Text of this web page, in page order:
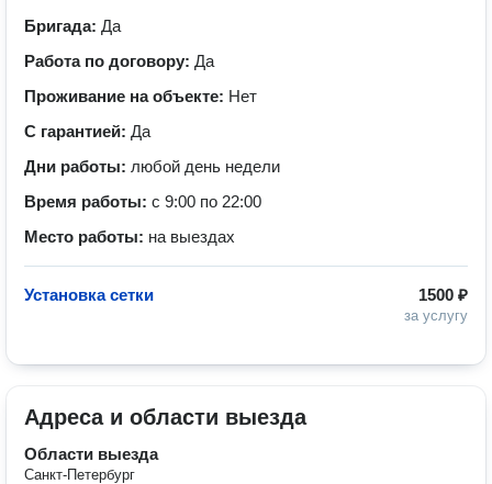
Бригада: Да
Работа по договору: Да
Проживание на объекте: Нет
С гарантией: Да
Дни работы: любой день недели
Время работы: с 9:00 по 22:00
Место работы: на выездах
1500 ₽
за услугу
Установка сетки
Адреса и области выезда
Области выезда
Санкт-Петербург